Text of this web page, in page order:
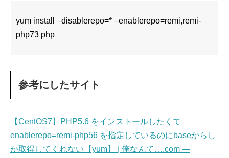
yum install –disablerepo=* –enablerepo=remi,remi-
php73 php
参考にしたサイト
【CentOS7】PHP5.6 をインストールしたくて
enablerepo=remi-php56 を指定しているのにbaseからし
か取得してくれない【yum】 | 俺なんて….com ―